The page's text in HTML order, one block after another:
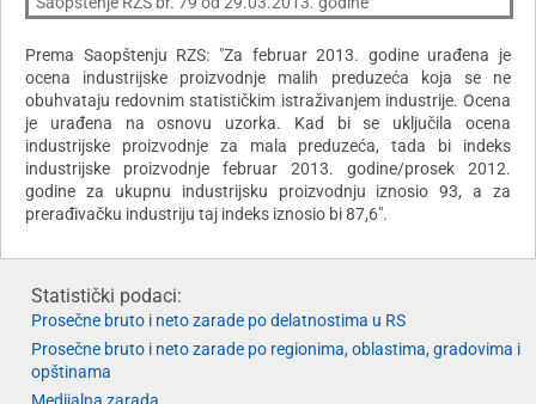
Prema Saopštenju RZS: "Za februar 2013. godine urađena je
ocena industrijske proizvodnje malih preduzeća koja se ne
obuhvataju redovnim statističkim istraživanjem industrije. Ocena
je urađena na osnovu uzorka. Kad bi se uključila ocena
industrijske proizvodnje za mala preduzeća, tada bi indeks
industrijske proizvodnje februar 2013. godine/prosek 2012.
godine za ukupnu industrijsku proizvodnju iznosio 93, a za
prerađivačku industriju taj indeks iznosio bi 87,6".
Statistički podaci:
Prosečne bruto i neto zarade po delatnostima u RS
Prosečne bruto i neto zarade po regionima, oblastima, gradovima i
opštinama